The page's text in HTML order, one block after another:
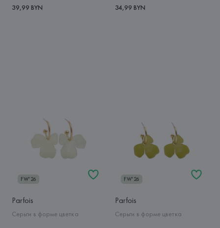
39,99 BYN 34,99 BYN
FW'26
Parfois
Серьги в форме цветка
FW'26
Parfois
Серьги в форме цветка